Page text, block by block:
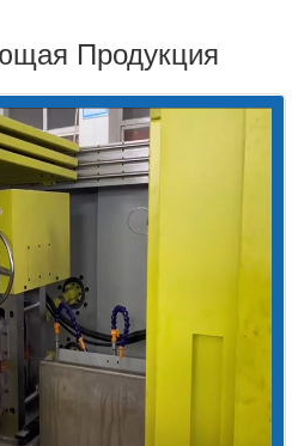
Продукция